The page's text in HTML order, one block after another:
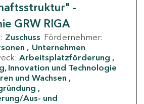
-
GRW RIGA
Zuschuss Fördernehmer:
Unternehmen
Arbeitsplatzförderung
Innovation und Technologie
und Wachsen
Aus- und